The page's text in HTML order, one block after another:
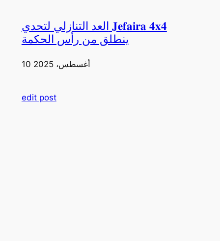
العد التنازلي لتحدي 𝐉𝐞𝐟𝐚𝐢𝐫𝐚 𝟒𝐱𝟒
ينطلق من رأس الحكمة
10 أغسطس، 2025
edit post